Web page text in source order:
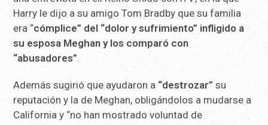
Harry le dijo a su amigo Tom Bradby que su familia
era “cómplice” del “dolor y sufrimiento” infligido a
su esposa Meghan y los comparó con
“abusadores”.
Además sugirió que ayudaron a “destrozar” su
reputación y la de Meghan, obligándolos a mudarse a
California y “no han mostrado voluntad de